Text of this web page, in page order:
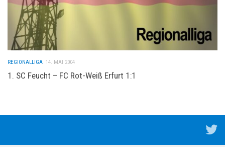
REGIONALLIGA 14. MAI 2004
1. SC Feucht – FC Rot-Weiß Erfurt 1:1